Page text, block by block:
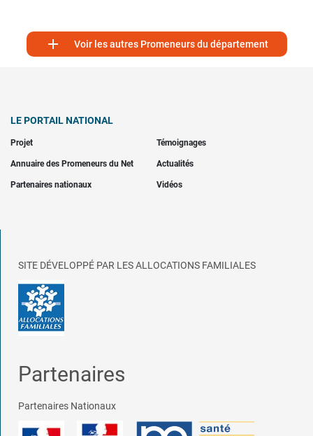
 Voir les autres Promeneurs du département
LE PORTAIL NATIONAL
Projet Témoignages
Annuaire des Promeneurs du Net Actualités
Partenaires nationaux Vidéos
SITE DÉVELOPPÉ PAR LES ALLOCATIONS FAMILIALES
Partenaires
Partenaires Nationaux